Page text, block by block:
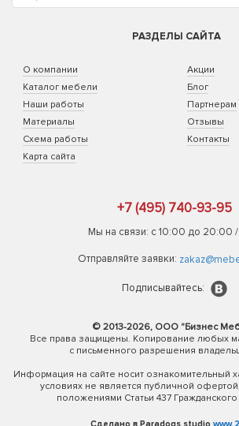
РАЗДЕЛЫ САЙТА
О компании
Каталог мебели
Наши работы
Материалы
Схема работы
Карта сайта
Акции
Блог
Партнерам
Отзывы
Контакты
+7 (495) 740-93-95
Мы на связи: с 10:00 до 20:00 /
Отправляйте заявки:
Подписывайтесь:
© 2013-2026, ООО "Бизнес
Все права защищены. Копирование любых
с письменного разрешения
Информация на сайте носит ознакомительный
условиях не является публичной
положениями Статьи 437